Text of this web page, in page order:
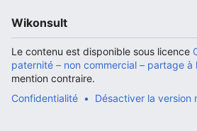
Ouvrir le menu principal
Wikonsult
Le contenu est disponible sous licence
paternité – non commercial – partage à
mention contraire.
Confidentialité
Désactiver la version